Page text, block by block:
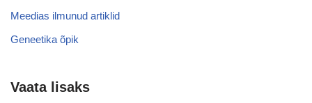
Meedias ilmunud artiklid
Geneetika õpik
Vaata lisaks